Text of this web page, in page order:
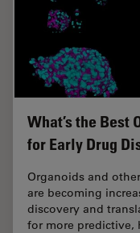
What’s the Best
for Early Drug
Organoids and
are becoming
discovery and
for more